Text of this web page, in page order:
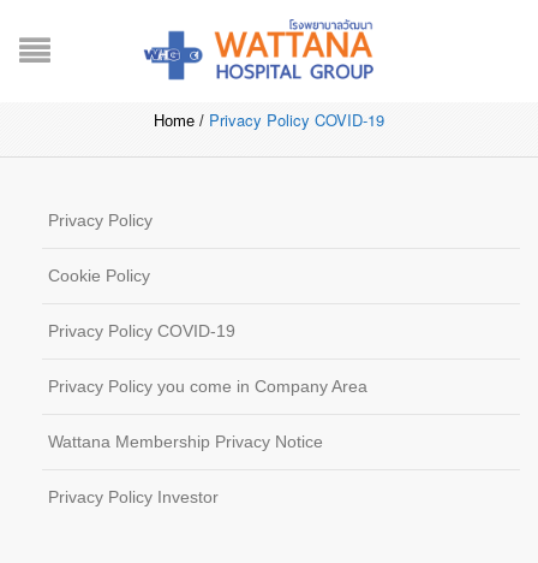
PRIVACY POLICY COVID-
19
Home / Privacy Policy COVID-19
Privacy Policy
Cookie Policy
Privacy Policy COVID-19
Privacy Policy you come in Company Area
Wattana Membership Privacy Notice
Privacy Policy Investor